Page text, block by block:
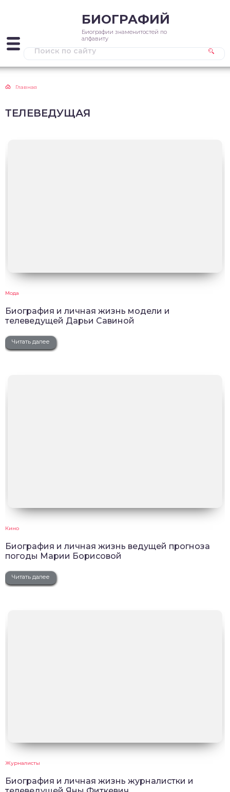
БИОГРАФИЙ
Биографии знаменитостей по
алфавиту
Главная
ТЕЛЕВЕДУЩАЯ
Мода
Биография и личная жизнь модели и
телеведущей Дарьи Савиной
Читать далее
Кино
Биография и личная жизнь ведущей прогноза
погоды Марии Борисовой
Читать далее
Журналисты
Биография и личная жизнь журналистки и